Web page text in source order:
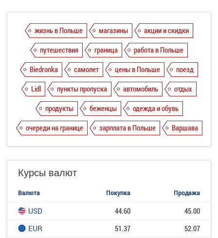
жизнь в Польше магазины
акции и скидки
путешествия
граница
работа в Польше
Biedronka
самолет цены в Польше
поезд
Lidl
пункты пропуска автомобиль
отдых
продукты
беженцы
одежда и обувь
очереди на границе
зарплата в Польше Варшава
Курсы валют
Валюта Покупка Продажа
USD 44.60
45.00
EUR
51.37
52.07